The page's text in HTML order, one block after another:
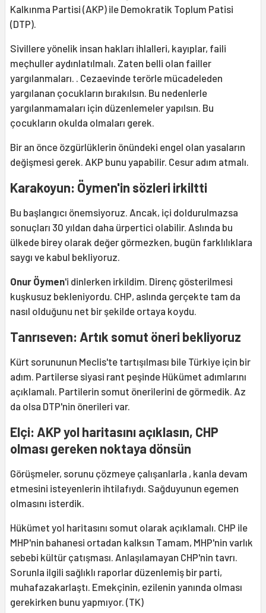
Kalkınma Partisi (AKP) ile Demokratik Toplum Patisi
(DTP).
Sivillere yönelik insan hakları ihlalleri, kayıplar, faili
meçhuller aydınlatılmalı. Zaten belli olan failler
yargılanmaları. . Cezaevinde terörle mücadeleden
yargılanan çocukların bırakılsın. Bu nedenlerle
yargılanmamaları için düzenlemeler yapılsın. Bu
çocukların okulda olmaları gerek.
Bir an önce özgürlüklerin önündeki engel olan yasaların
değişmesi gerek. AKP bunu yapabilir. Cesur adım atmalı.
Karakoyun: Öymen'in sözleri irkiltti
Bu başlangıcı önemsiyoruz. Ancak, içi doldurulmazsa
sonuçları 30 yıldan daha ürpertici olabilir. Aslında bu
ülkede birey olarak değer görmezken, bugün farklılıklara
saygı ve kabul bekliyoruz.
Onur Öymen'i dinlerken irkildim. Direnç gösterilmesi
kuşkusuz bekleniyordu. CHP, aslında gerçekte tam da
nasıl olduğunu net bir şekilde ortaya koydu.
Tanrıseven: Artık somut öneri bekliyoruz
Kürt sorununun Meclis'te tartışılması bile Türkiye için bir
adım. Partilerse siyasi rant peşinde Hükümet adımlarını
açıklamalı. Partilerin somut önerilerini de görmedik. Az
da olsa DTP'nin önerileri var.
Elçi: AKP yol haritasını açıklasın, CHP
olması gereken noktaya dönsün
Görüşmeler, sorunu çözmeye çalışanlarla , kanla devam
etmesini isteyenlerin ihtilafıydı. Sağduyunun egemen
olmasını isterdik.
Hükümet yol haritasını somut olarak açıklamalı. CHP ile
MHP'nin bahanesi ortadan kalksın Tamam, MHP'nin varlık
sebebi kültür çatışması. Anlaşılamayan CHP'nin tavrı.
Sorunla ilgili sağlıklı raporlar düzenlemiş bir parti,
muhafazakarlaştı. Emekçinin, ezilenin yanında olması
gerekirken bunu yapmıyor. (TK)